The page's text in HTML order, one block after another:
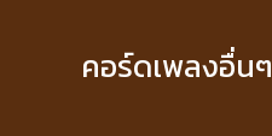
คอร์ดเพลงอื่น